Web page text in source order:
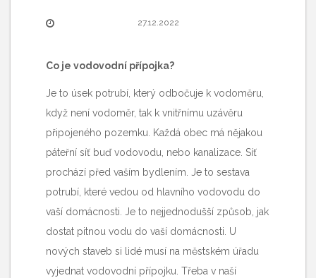
27.12.2022
Co je vodovodní přípojka?
Je to úsek potrubí, který odbočuje k vodoměru,
když není vodoměr, tak k vnitřnímu uzávěru
připojeného pozemku. Každá obec má nějakou
páteřní síť buď vodovodu, nebo kanalizace. Síť
prochází před vaším bydlením. Je to sestava
potrubí, které vedou od hlavního vodovodu do
vaší domácnosti. Je to nejjednodušší způsob, jak
dostat pitnou vodu do vaší domácnosti. U
nových staveb si lidé musí na městském úřadu
vyjednat vodovodní přípojku. Třeba v naší